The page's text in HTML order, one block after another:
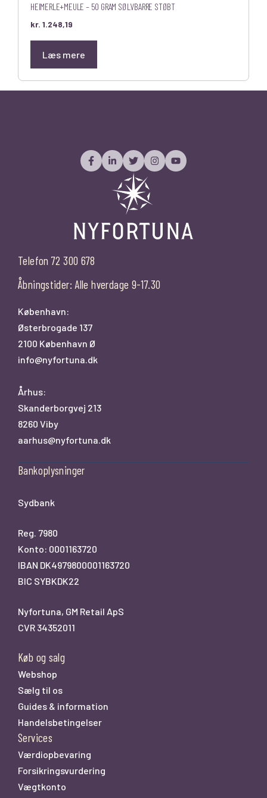
HEIMERLE+MEULE – 50 GRAM SØLVBARRE STØBT
kr. 1.248,19
Læs mere
Telefon 72 300 678
Åbningstider: Alle hverdage 9-17.30
København:
Østerbrogade 137
2100 København Ø
info@nyfortuna.dk
Århus:
Skanderborgvej 213
8260 Viby
aarhus@nyfortuna.dk
Bankoplysninger
Sydbank
Reg. 7980
Konto: 0001163720
IBAN DK4979800001163720
BIC SYBKDK22
Nyfortuna, GM Retail ApS
CVR 34352011
Køb og salg
Webshop
Sælg til os
Guides & information
Handelsbetingelser
Services
Værdiopbevaring
Forsikringsvurdering
Vægtkonto